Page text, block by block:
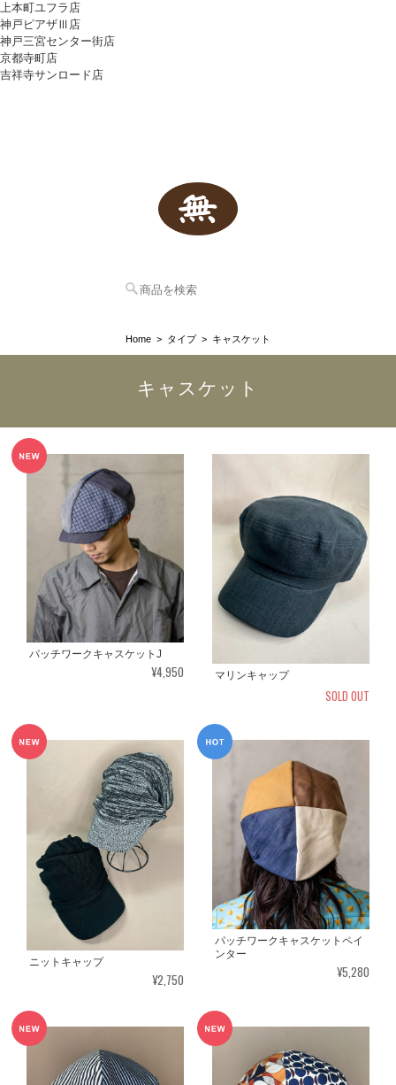
上本町ユフラ店
神戸ピアザⅢ店
神戸三宮センター街店
京都寺町店
吉祥寺サンロード店
Home タイプ キャスケット
キャスケット
パッチワークキャスケットJ
¥4,950 マリンキャップ
SOLD OUT
ニットキャップ
¥2,750
パッチワークキャスケットペイ
ンター
¥5,280